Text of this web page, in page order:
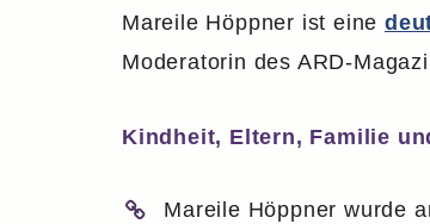
Mareile Höppner ist eine
Moderatorin des ARD-
Kindheit, Eltern, Familie
Mareile Höppner wurde